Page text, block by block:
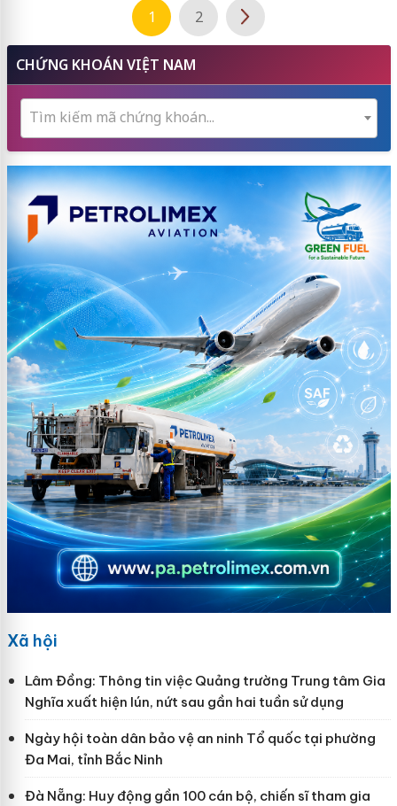
1 2
CHỨNG KHOÁN VIỆT NAM
Tìm kiếm mã chứng khoán...
Xã hội
Lâm Đồng: Thông tin việc Quảng trường Trung tâm Gia
Nghĩa xuất hiện lún, nứt sau gần hai tuần sử dụng
Ngày hội toàn dân bảo vệ an ninh Tổ quốc tại phường
Đa Mai, tỉnh Bắc Ninh
Đà Nẵng: Huy động gần 100 cán bộ, chiến sĩ tham gia